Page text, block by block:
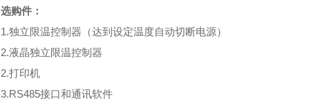
选购件：
1.独立限温控制器（达到设定温度自动切断电源）
2.液晶独立限温控制器
2.打印机
3.RS485接口和通讯软件